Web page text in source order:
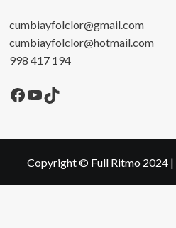
cumbiayfolclor@gmail.com
cumbiayfolclor@hotmail.com
998 417 194
Facebook
YouTube
TikTok
Copyright © Full Ritmo 2024 |